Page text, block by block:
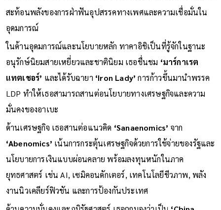
คาดหวังจากประชาชน ผู้สนับสนุน และนักการเมืองร่วมสภา
ความสำเร็จของเธอจึงไม่ได้สะท้อนเพียงความสามารถส่วนตัว แต่
สะท้อนพลังของการฝ่าฟันอุปสรรคทางเพศและความเชื่อมั่นใน
อุดมการณ์
ในด้านอุดมการณ์และนโยบายหลัก ทาคาอิชิเป็นที่รู้จักในฐานะ
อนุรักษ์นิยมสายเหยี่ยวและชาตินิยม เธอชื่นชม
‘มาร์กาเรต
แทตเชอร์’
การก้าวขึ้นมานำพรรค
มั่นคงของอาเบะ
ด้านเศรษฐกิจ เธอสานต่อแนวคิด ‘Sanaenomics’
‘Abenomics’ เน้นการกระตุ้นเศรษฐกิจด้วยการใช้จ่ายของรัฐและ
นโยบายการเงินแบบผ่อนคลาย พร้อมลงทุนหนักในภาค
ยุทธศาสตร์ เช่น AI, เซมิคอนดักเตอร์, เทคโนโลยีชีวภาพ, พลัง